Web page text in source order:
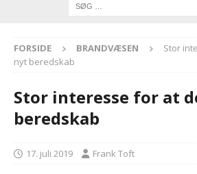
FORSIDE BRANDVÆSEN
Stor
nyt beredskab
Stor interesse for at
beredskab
17. juli 2019 Frank Toft